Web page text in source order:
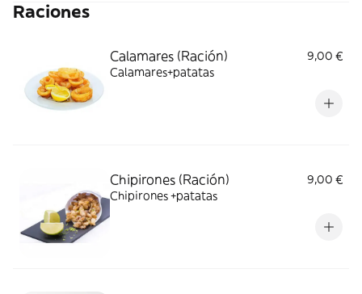
Raciones
Calamares (Ración)
9,00 €
Calamares+patatas
Chipirones (Ración)
9,00 €
Chipirones +patatas